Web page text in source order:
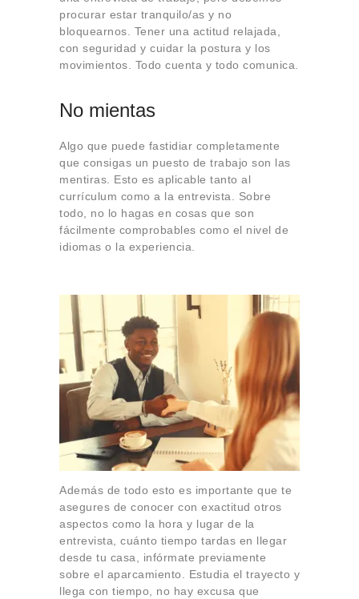
procurar estar tranquilo/as y no
bloquearnos. Tener una actitud relajada,
con seguridad y cuidar la postura y los
movimientos. Todo cuenta y todo comunica.
No mientas
Algo que puede fastidiar completamente
que consigas un puesto de trabajo son las
mentiras. Esto es aplicable tanto al
currículum como a la entrevista. Sobre
todo, no lo hagas en cosas que son
fácilmente comprobables como el nivel de
idiomas o la experiencia.
Además de todo esto es importante que te
asegures de conocer con exactitud otros
aspectos como la hora y lugar de la
entrevista, cuánto tiempo tardas en llegar
desde tu casa, infórmate previamente
sobre el aparcamiento. Estudia el trayecto y
llega con tiempo, no hay excusa que